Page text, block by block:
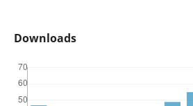
Downloads